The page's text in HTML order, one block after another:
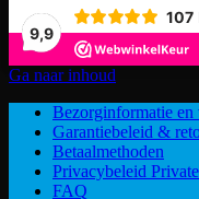
9,9
107
Ga naar inhoud
Bezorginformatie en
Garantiebeleid &
Betaalmethoden
Privacybeleid
FAQ